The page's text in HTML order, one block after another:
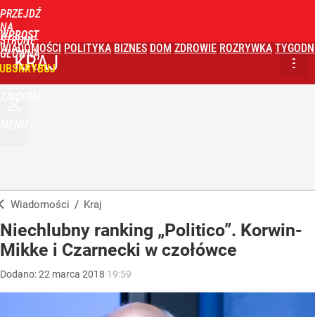
PRZEJDŹ
NA
STRONĘ
GŁÓWNĄ
WPROST
WIADOMOŚCI POLITYKA BIZNES DOM ZDROWIE ROZRYWKA
KRAJ
Wiadomości / Kraj
Niechlubny ranking „Politico”. Korwin-
Mikke i Czarnecki w czołówce
Dodano:22 marca 2018 19:59